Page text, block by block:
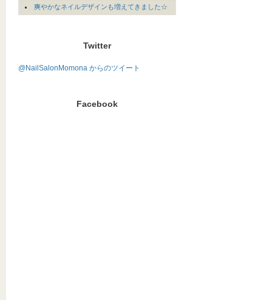
爽やかなネイルデザインも増えてきました☆
Twitter
@NailSalonMomona からのツイート
Facebook